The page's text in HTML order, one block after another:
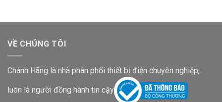
VỀ CHÚNG TÔI
Chánh Hãng là nhà phân phối thiết bị điện chuyên nghiệp,
luôn là người đồng hành tin cậy